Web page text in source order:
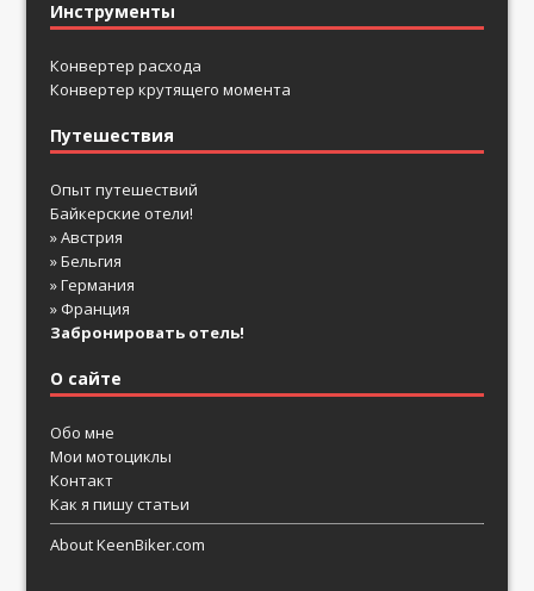
Инструменты
Конвертер расхода
Конвертер крутящего момента
Путешествия
Опыт путешествий
Байкерские отели!
» Австрия
» Бельгия
» Германия
» Франция
Забронировать отель!
О сайте
Обо мне
Мои мотоциклы
Контакт
Как я пишу статьи
About KeenBiker.com